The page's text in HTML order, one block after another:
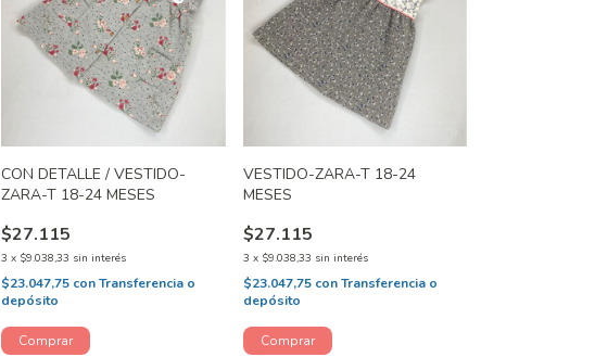
CON DETALLE / VESTIDO-
ZARA-T 18-24 MESES
$27.115
3 x $9.038,33 sin interés
$23.047,75 conTransferencia o
depósito
VESTIDO-ZARA-T 18-24
MESES
$27.115
3 x $9.038,33 sin interés
$23.047,75 con Transferencia o
depósito